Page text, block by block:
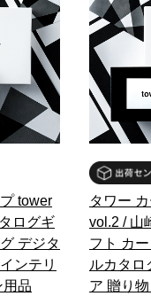
tower
ログギ
デジタ
ンテリ
用品
タワー
vol.2 / 山
フト カ
ルカタロ
ア 贈り